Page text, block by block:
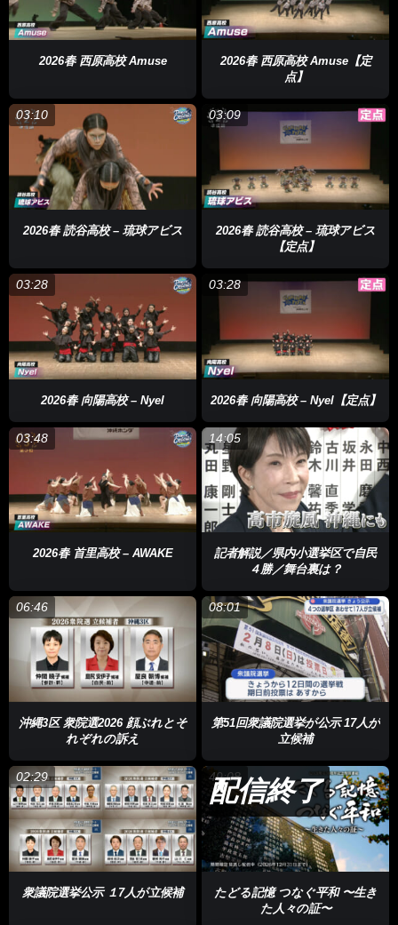
大城さん「姿形は変わっても思いは世界に知らせてほしい」
沖縄市の老人ホームにも「ひやみかち節」の歌碑が。作曲した山
内盛彬が晩年を過ごした場所で2番、3番の歌詞も刻まれていま
す。そこには、気になる言葉も…
Rainさん「なんで？琉歌の中に横文字って入っていいの？」
この歌をどのように表現するのか…
それから２カ月。遂にアレンジした曲が完成！収録に臨みます。
様々な楽曲を歌ってきたRainさんにとって、初めての作詞作曲。
歌に込められた思いに真摯に向き合いました。
Rainさん「しんどかったりつらかったりする現実を見てそのう
えで前に進みたい。前に進む先に世界とか海とかが広いものがあ
る。そこへの祈りなんじゃないかなと捉えました」
Rainさんが歌う「ひやみかち節」…特別にちょっとだけお聞きく
ださい！
「ななくるび～…しけーにしらさ」
Rainさん「新しい自分が見られた素晴らしい経験になったなと
2026春 西原高校 Amuse
2026春 西原高校 Amuse【定
点】
03:10
2026春 読谷高校 – 琉球アビス
03:09
2026春 読谷高校 – 琉球アビス
【定点】
03:28
2026春 向陽高校 – Nyel
03:28
2026春 向陽高校 – Nyel【定点】
03:48
2026春 首里高校 – AWAKE
14:05
記者解説／県内小選挙区で自民
４勝／舞台裏は？
06:46
沖縄3区 衆院選2026 顔ぶれとそ
れぞれの訴え
08:01
第51回衆議院選挙が公示 17人が
立候補
02:29
衆議院選挙公示 １7人が立候補
49:08
配信終了
たどる記憶 つなぐ平和 〜生き
た人々の証〜